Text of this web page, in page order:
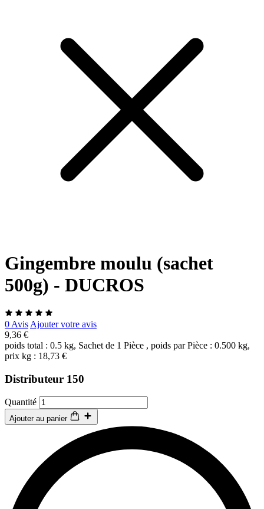
Gingembre moulu (sachet
500g) - DUCROS
0 Avis Ajouter votre avis
9,36 €
poids total : 0.5 kg, Sachet de 1 Pièce , poids par Pièce : 0.500 kg,
prix kg : 18,73 €
Distributeur 150
Quantité
Ajouter au panier